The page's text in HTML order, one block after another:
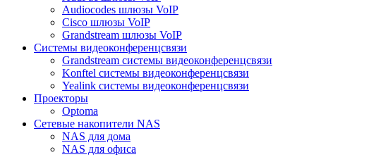
Audiocodes шлюзы VoIP
Cisco шлюзы VoIP
Grandstream шлюзы VoIP
Системы видеоконференцсвязи
Grandstream системы видеоконференцсвязи
Konftel системы видеоконференцсвязи
Yealink системы видеоконференцсвязи
Проекторы
Optoma
Сетевые накопители NAS
NAS для дома
NAS для офиса